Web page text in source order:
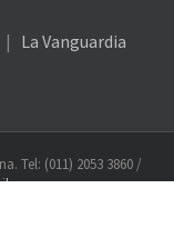
| La Vanguardia
Tel: (011) 2053 3860 /